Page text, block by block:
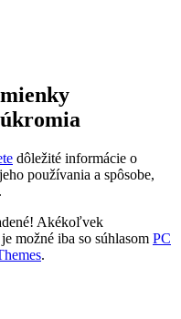
dôležité informácie o
používania a spôsobe,
Akékoľvek
možné iba so súhlasom PC
.